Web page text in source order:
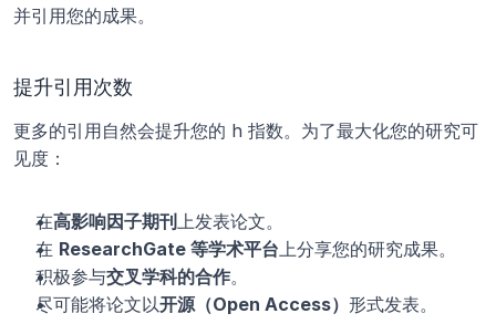
并引用您的成果。
提升引用次数
更多的引用自然会提升您的 h 指数。为了最大化您的研究可
见度：
在高影响因子期刊 上发表论文。
在 ResearchGate 等学术平台上分享您的研究成果。
积极参与交叉学科的合作。
尽可能将论文以开源（Open Access） 形式发表。